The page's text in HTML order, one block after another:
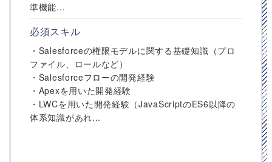
準機能...
必須スキル
・Salesforceの権限モデルに関する基礎知識（プロ
ファイル、ロールなど）
・Salesforceフローの開発経験
・Apexを用いた開発経験
・LWCを用いた開発経験（JavaScriptのES6以降の
体系知識があれ...